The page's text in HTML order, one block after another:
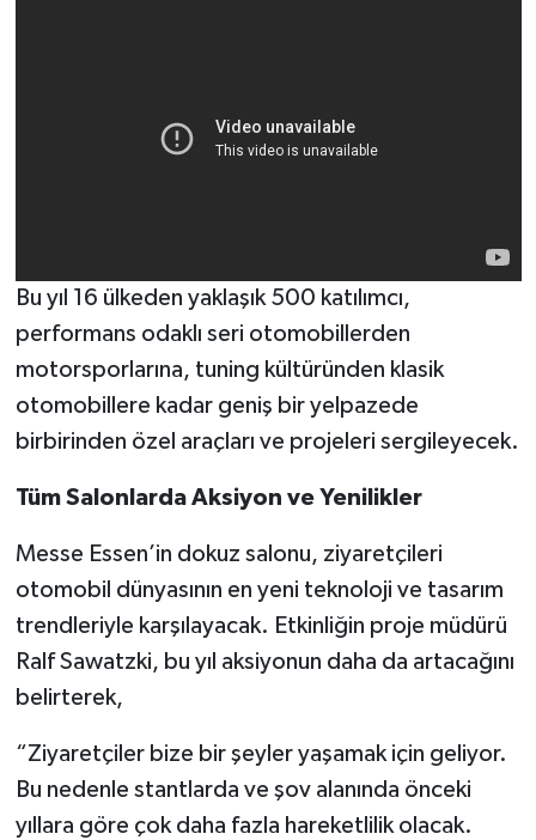
Bu yıl 16 ülkeden yaklaşık 500 katılımcı,
performans odaklı seri otomobillerden
motorsporlarına, tuning kültüründen klasik
otomobillere kadar geniş bir yelpazede
birbirinden özel araçları ve projeleri sergileyecek.
Tüm Salonlarda Aksiyon ve Yenilikler
Messe Essen’in dokuz salonu, ziyaretçileri
otomobil dünyasının en yeni teknoloji ve tasarım
trendleriyle karşılayacak. Etkinliğin proje müdürü
Ralf Sawatzki, bu yıl aksiyonun daha da artacağını
belirterek,
“Ziyaretçiler bize bir şeyler yaşamak için geliyor.
Bu nedenle stantlarda ve şov alanında önceki
yıllara göre çok daha fazla hareketlilik olacak.